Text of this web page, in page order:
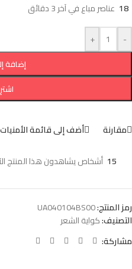
18 عناصر مباع في آخر 3 دقائق
-
+
إضافة
مقارنة أضف إلى قائمة الأمنيات
15 أشخاص يشاهدون هذا المنتج
رمز المنتج:UA040104BS00
التصنيف:كواية الشعر
مشاركة: